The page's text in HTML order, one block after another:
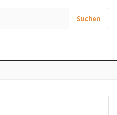
Suchen